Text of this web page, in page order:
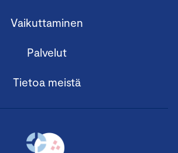
Vaikuttaminen
Palvelut
Tietoa meistä